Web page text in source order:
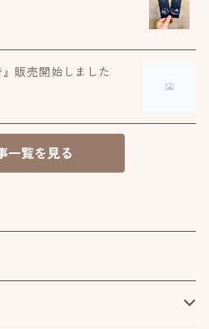
』販売開始しました
一覧を見る